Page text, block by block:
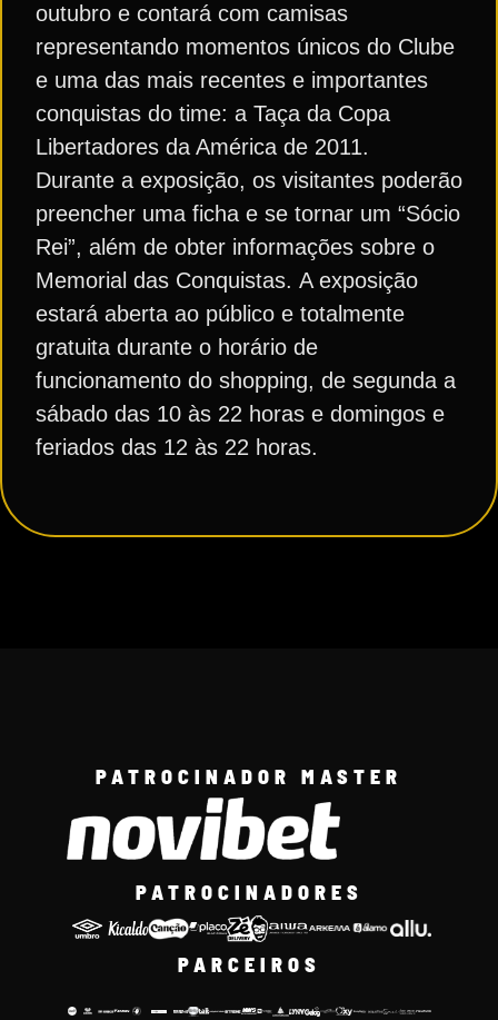
outubro e contará com camisas
representando momentos únicos do Clube
e uma das mais recentes e importantes
conquistas do time: a Taça da Copa
Libertadores da América de 2011.
Durante a exposição, os visitantes poderão
preencher uma ficha e se tornar um “Sócio
Rei”, além de obter informações sobre o
Memorial das Conquistas. A exposição
estará aberta ao público e totalmente
gratuita durante o horário de
funcionamento do shopping, de segunda a
sábado das 10 às 22 horas e domingos e
feriados das 12 às 22 horas.
PATROCINADOR MASTER
PATROCINADORES
PARCEIROS